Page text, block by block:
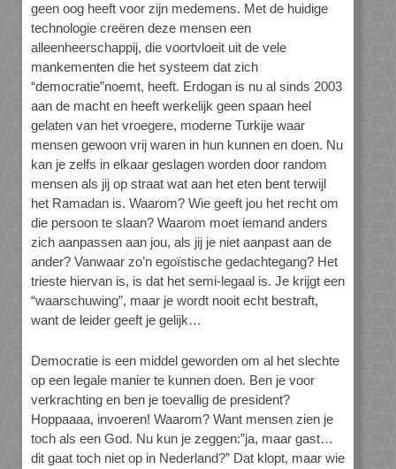
geen oog heeft voor zijn medemens. Met de huidige
technologie creëren deze mensen een
alleenheerschappij, die voortvloeit uit de vele
mankementen die het systeem dat zich
“democratie”noemt, heeft. Erdogan is nu al sinds 2003
aan de macht en heeft werkelijk geen spaan heel
gelaten van het vroegere, moderne Turkije waar
mensen gewoon vrij waren in hun kunnen en doen. Nu
kan je zelfs in elkaar geslagen worden door random
mensen als jij op straat wat aan het eten bent terwijl
het Ramadan is. Waarom? Wie geeft jou het recht om
die persoon te slaan? Waarom moet iemand anders
zich aanpassen aan jou, als jij je niet aanpast aan de
ander? Vanwaar zo’n egoïstische gedachtegang? Het
trieste hiervan is, is dat het semi-legaal is. Je krijgt een
“waarschuwing”, maar je wordt nooit echt bestraft,
want de leider geeft je gelijk…
Democratie is een middel geworden om al het slechte
op een legale manier te kunnen doen. Ben je voor
verkrachting en ben je toevallig de president?
Hoppaaaa, invoeren! Waarom? Want mensen zien je
toch als een God. Nu kun je zeggen:”ja, maar gast…
dit gaat toch niet op in Nederland?” Dat klopt, maar wie